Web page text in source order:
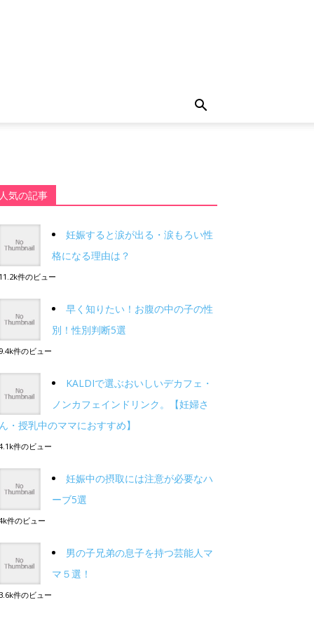
人気の記事
妊娠すると涙が出る・涙もろい性
格になる理由は？
11.2k件のビュー
早く知りたい！お腹の中の子の性
別！性別判断5選
9.4k件のビュー
KALDIで選ぶおいしいデカフェ・
ノンカフェインドリンク。【妊婦さ
ん・授乳中のママにおすすめ】
件のビュー
妊娠中の摂取には注意が必要なハ
ーブ5選
件のビュー
男の子兄弟の息子を持つ芸能人マ
マ５選！
3.6k件のビュー